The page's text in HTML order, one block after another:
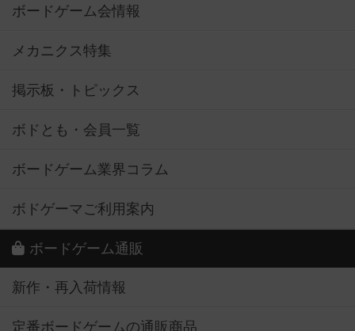
ボードゲーム会情報
メカニクス特集
掲示板・トピックス
ボドとも・会員一覧
ボードゲーム業界コラム
ボドゲーマご利用案内
ボードゲーム通販
新作・再入荷情報
定番ボードゲームの通販商品